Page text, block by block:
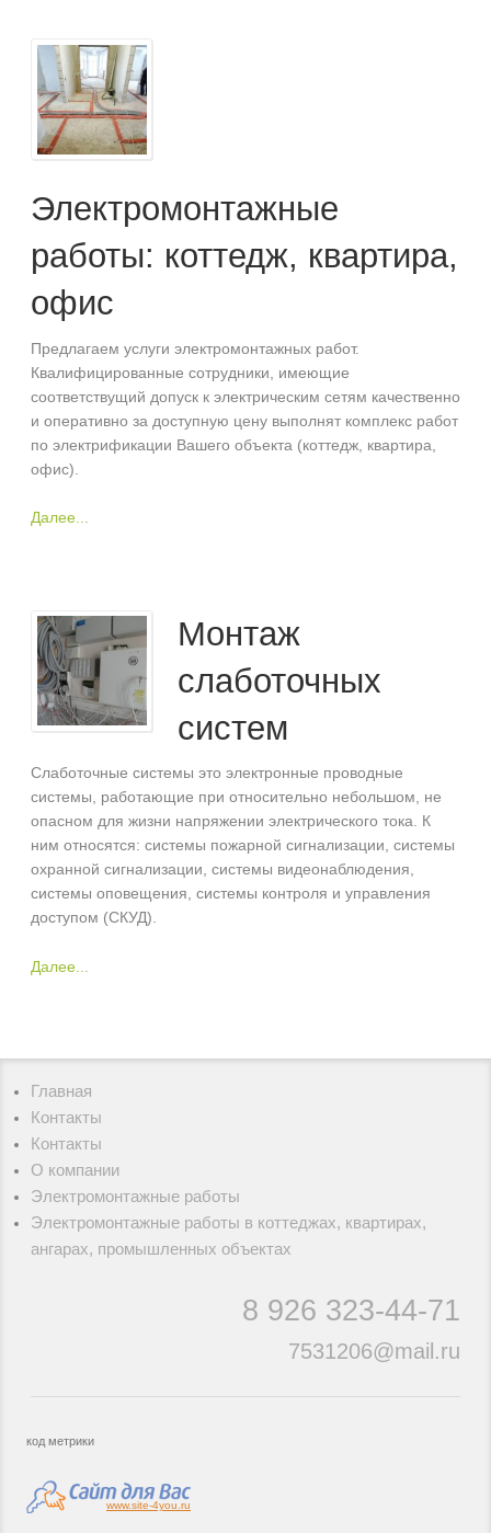
Электромонтажные
работы: коттедж, квартира,
офис
Предлагаем услуги электромонтажных работ.
Квалифицированные сотрудники, имеющие
соответствущий допуск к электрическим сетям качественно
и оперативно за доступную цену выполнят комплекс работ
по электрификации Вашего объекта (коттедж, квартира,
офис).
Далее...
Монтаж
слаботочных
систем
Слаботочные системы это электронные проводные
системы, работающие при относительно небольшом, не
опасном для жизни напряжении электрического тока. К
ним относятся: системы пожарной сигнализации, системы
охранной сигнализации, системы видеонаблюдения,
системы оповещения, системы контроля и управления
доступом (СКУД).
Далее...
Главная
Контакты
Контакты
О компании
Электромонтажные работы
Электромонтажные работы в коттеджах, квартирах,
ангарах, промышленных объектах
8 926 323-44-71
7531206@mail.ru
код метрики
www.site-4you.ru